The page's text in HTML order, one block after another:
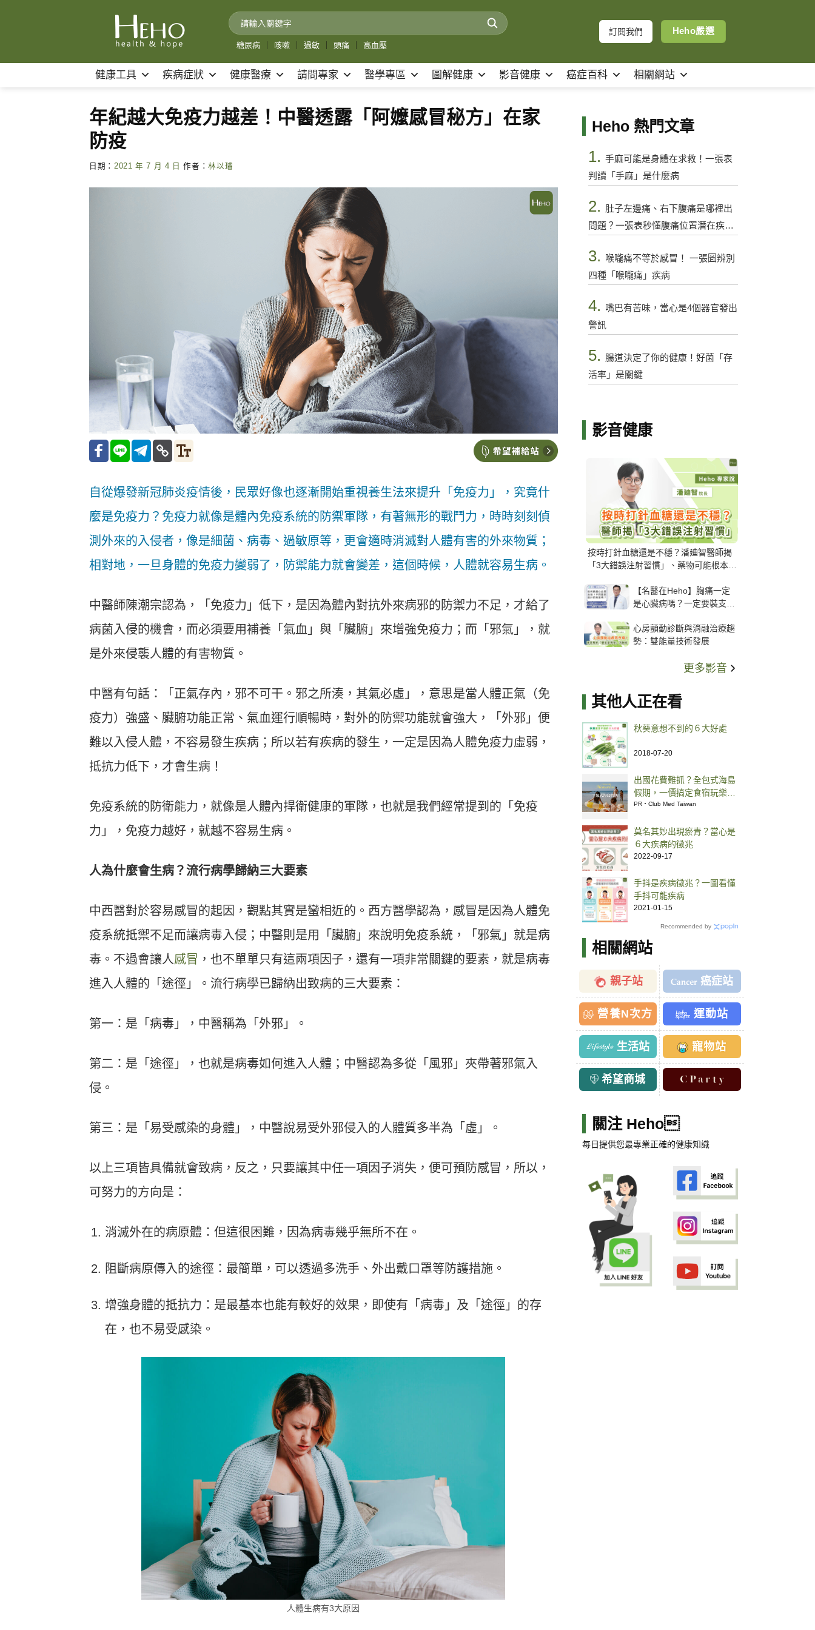
糖尿病 咳嗽 過敏 頭痛 高血壓
訂閱我們 Heho嚴選
健康工具 疾病症狀 健康醫療 請問專家 醫學專區 圖解健康 影音健康 癌症百科 相關網站
年紀越大免疫力越差！中醫透露「阿嬤感冒秘方」在家
防疫
日期： 2021 年 7 月 4 日 作者：林以璿
自從爆發新冠肺炎疫情後，民眾好像也逐漸開始重視養生法來提升「免疫力」，究竟什
麼是免疫力？免疫力就像是體內免疫系統的防禦軍隊，有著無形的戰鬥力，時時刻刻偵
測外來的入侵者，像是細菌、病毒、過敏原等，更會適時消滅對人體有害的外來物質；
相對地，一旦身體的免疫力變弱了，防禦能力就會變差，這個時候，人體就容易生病。
中醫師陳潮宗認為，「免疫力」低下，是因為體內對抗外來病邪的防禦力不足，才給了
病菌入侵的機會，而必須要用補養「氣血」與「臟腑」來增強免疫力；而「邪氣」，就
是外來侵襲人體的有害物質。
中醫有句話：「正氣存內，邪不可干。邪之所湊，其氣必虛」，意思是當人體正氣（免
疫力）強盛、臟腑功能正常、氣血運行順暢時，對外的防禦功能就會強大，「外邪」便
難以入侵人體，不容易發生疾病；所以若有疾病的發生，一定是因為人體免疫力虛弱，
抵抗力低下，才會生病！
免疫系統的防衛能力，就像是人體內捍衛健康的軍隊，也就是我們經常提到的「免疫
力」，免疫力越好，就越不容易生病。
人為什麼會生病？流行病學歸納三大要素
中西醫對於容易感冒的起因，觀點其實是蠻相近的。西方醫學認為，感冒是因為人體免
疫系統抵禦不足而讓病毒入侵；中醫則是用「臟腑」來說明免疫系統，「邪氣」就是病
毒。不過會讓人感冒 ，也不單單只有這兩項因子，還有一項非常關鍵的要素，就是病毒
進入人體的「途徑」。流行病學已歸納出致病的三大要素：
第一：是「病毒」，中醫稱為「外邪」。
第二：是「途徑」，也就是病毒如何進入人體；中醫認為多從「風邪」夾帶著邪氣入
侵。
第三：是「易受感染的身體」，中醫說易受外邪侵入的人體質多半為「虛」。
以上三項皆具備就會致病，反之，只要讓其中任一項因子消失，便可預防感冒，所以，
可努力的方向是：
消滅外在的病原體：但這很困難，因為病毒幾乎無所不在。
阻斷病原傳入的途徑：最簡單，可以透過多洗手、外出戴口罩等防護措施。
增強身體的抵抗力：是最基本也能有較好的效果，即使有「病毒」及「途徑」的存
在，也不易受感染。
人體生病有3大原因
Heho 熱門文章
1. 手麻可能是身體在求救！一張表
判讀「手麻」是什麼病
2. 肚子左邊痛、右下腹痛是哪裡出
問題？一張表秒懂腹痛位置潛在疾病
3.
喉嚨痛不等於感冒！ 一張圖辨別
四種「喉嚨痛」疾病
4. 嘴巴有苦味，當心是4個器官發出
警訊
5. 腸道決定了你的健康！好菌「存
活率」是關鍵
影音健康
按時打針血糖還是不穩？潘廸智醫師揭
「3大錯誤注射習慣」、藥物可能根本沒
【名醫在Heho】胸痛一定
是心臟病嗎？一定要裝支
解析支架種類、風險與選擇
關鍵
心房顫動診斷與消融治療趨
勢：雙能量技術發展
更多影音
其他人正在看
秋葵意想不到的６大好處
2018-07-20
出國花費難抓？全包式海島
假期，一價搞定食宿玩樂，
省錢更省心！
PR・Club Med Taiwan
莫名其妙出現瘀青？當心是
６大疾病的徵兆
2022-09-17
手抖是疾病徵兆？一圖看懂
手抖可能疾病
2021-01-15
Recommended by
相關網站
親子站 癌症站
營養N次方 運動站
生活站 寵物站
希望商城
關注 Heho
每日提供您最專業正確的健康知識